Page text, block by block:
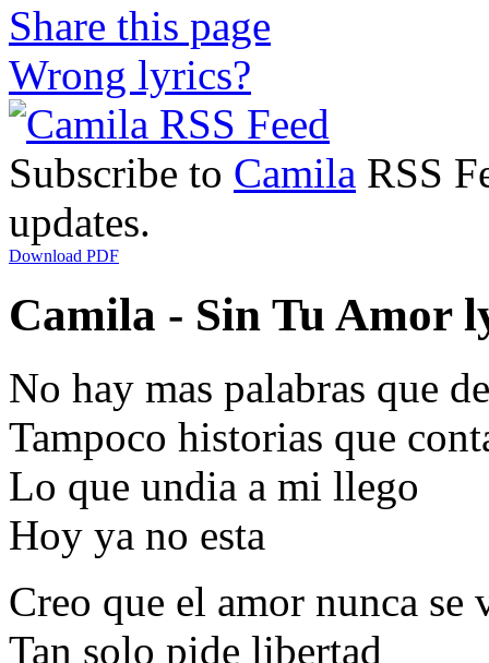
Share this page
Wrong lyrics?
Subscribe to Camila RSS
updates.
Download PDF
Camila - Sin Tu Amor
No hay mas palabras que
Tampoco historias que
Lo que undia a mi llego
Hoy ya no esta
Creo que el amor nunca se
Tan solo pide libertad